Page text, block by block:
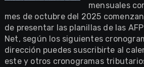
mensuales
mes de octubre del 2025
de presentar las planillas de las
Net, según los siguientes
dirección puedes suscribirte al
este y otros cronogramas